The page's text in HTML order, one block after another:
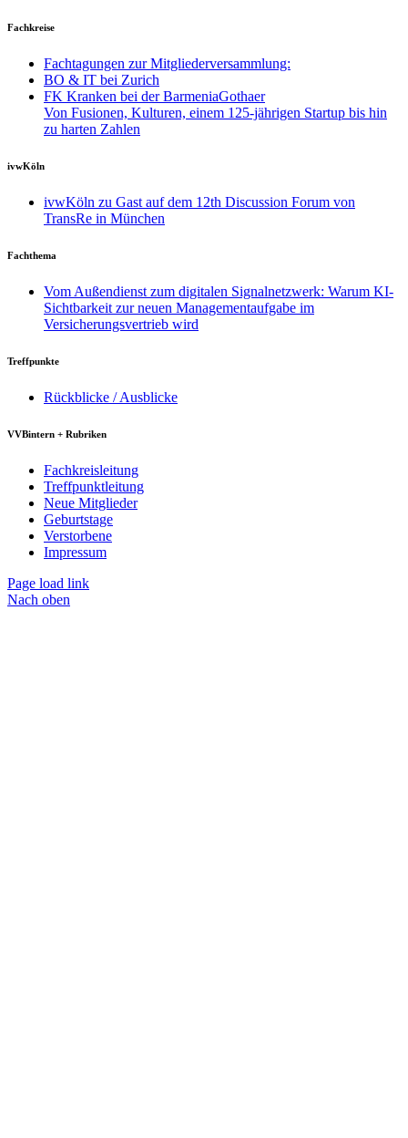
Fachkreise
Fachtagungen zur Mitgliederversammlung:
BO & IT bei Zurich
FK Kranken bei der BarmeniaGothaer
Von Fusionen, Kulturen, einem 125-jährigen Startup bis hin
zu harten Zahlen
ivwKöln
ivwKöln zu Gast auf dem 12th Discussion Forum von
TransRe in München
Fachthema
Vom Außendienst zum digitalen Signalnetzwerk: Warum KI-
Sichtbarkeit zur neuen Managementaufgabe im
Versicherungsvertrieb wird
Treffpunkte
Rückblicke / Ausblicke
VVBintern + Rubriken
Fachkreisleitung
Treffpunktleitung
Neue Mitglieder
Geburtstage
Verstorbene
Impressum
Page load link
Nach oben